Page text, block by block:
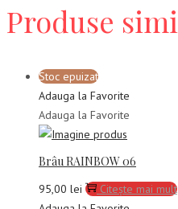
Produse
Stoc epuizat
Adauga la Favorite
Adauga la Favorite
Brâu RAINBOW 06
95,00 lei
Citește mai mult